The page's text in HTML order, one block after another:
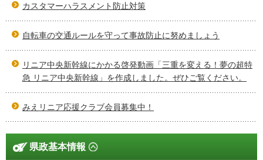
カスタマーハラスメント防止対策
自転車の交通ルールを守って事故防止に努めましょう
リニア中央新幹線にかかる啓発動画「三重を変える！夢の超特
急 リニア中央新幹線」を作成しました。ぜひご覧ください。
みえリニア応援クラブ会員募集中！
県政基本情報